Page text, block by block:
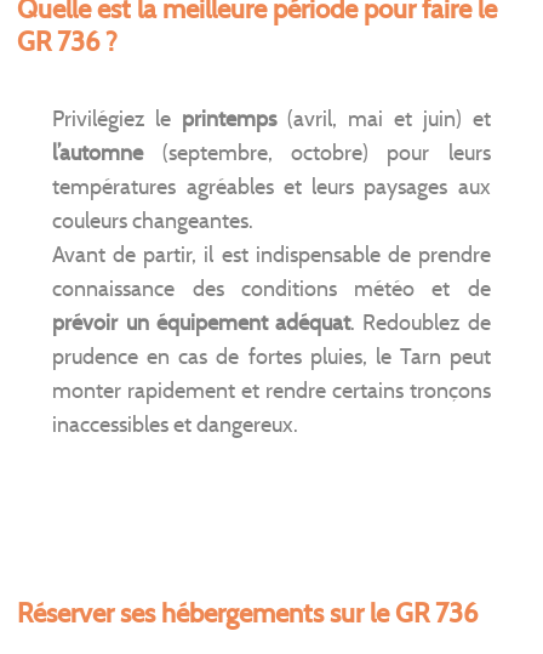
Quelle est la meilleure période pour faire le
GR 736 ?
Privilégiez le printemps(avril, mai et juin) et
l’automne(septembre, octobre) pour leurs
températures agréables et leurs paysages aux
couleurs changeantes.
Avant de partir, il est indispensable de prendre
connaissance des conditions météo et de
prévoir un équipement adéquat. Redoublez de
prudence en cas de fortes pluies, le Tarn peut
monter rapidement et rendre certains tronçons
inaccessibles et dangereux.
Réserver ses hébergementssur le GR 736